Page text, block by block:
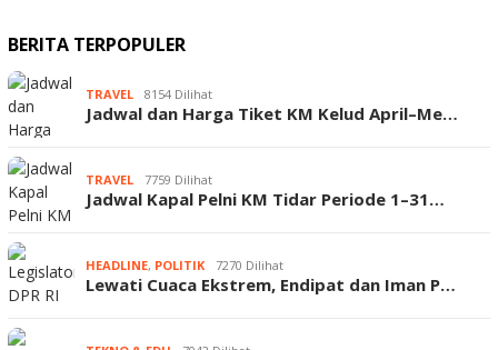
BERITA TERPOPULER
TRAVEL 8154 Dilihat
Jadwal dan Harga Tiket KM Kelud April–Me…
TRAVEL 7759 Dilihat
Jadwal Kapal Pelni KM Tidar Periode 1–31…
HEADLINE, POLITIK 7270 Dilihat
Lewati Cuaca Ekstrem, Endipat dan Iman P…